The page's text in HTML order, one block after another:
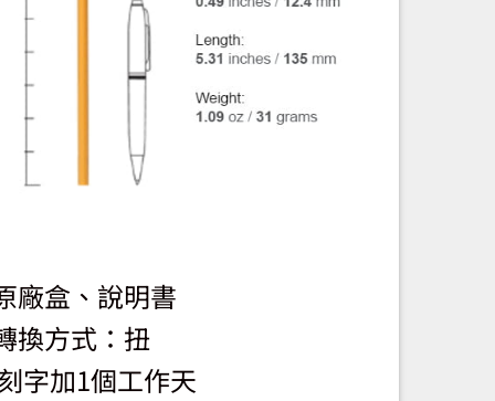
廠盒、說明書
換方式：扭
字加1個工作天